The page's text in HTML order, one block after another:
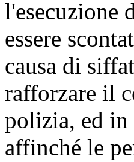
l'esecuzione
essere
causa di
rafforzare il
polizia, ed in
affinché le